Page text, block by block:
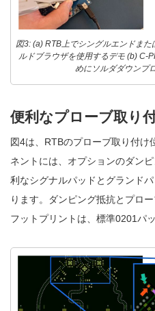
図3: (a) RTB上でシングルエンドま
ルドブラウザを使用するデモ (b) C-
めにソルダダウンプ
便利なプローブ取り
図4は、RTBのプローブ取り付け
ネントには、オプションのダン
利なシグナルパッドとグランド
ります。ダンピング抵抗とプロ
フットプリントは、標準0201パ